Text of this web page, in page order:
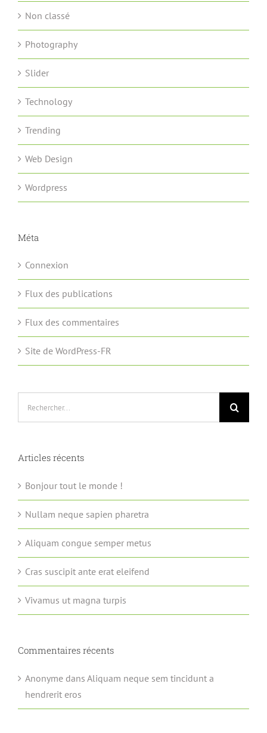
Non classé
Photography
Slider
Technology
Trending
Web Design
Wordpress
Méta
Connexion
Flux des publications
Flux des commentaires
Site de WordPress-FR
Articles récents
Bonjour tout le monde !
Nullam neque sapien pharetra
Aliquam congue semper metus
Cras suscipit ante erat eleifend
Vivamus ut magna turpis
Commentaires récents
Anonyme dans Aliquam neque sem tincidunt a
hendrerit eros